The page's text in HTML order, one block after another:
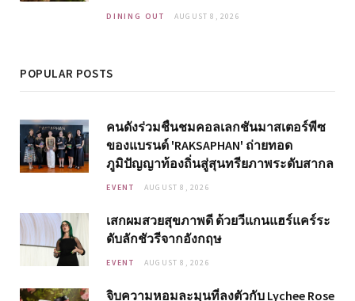
DINING OUT AUGUST 8, 2026
POPULAR POSTS
คนดังร่วมชื่นชมคอลเลกชันมาสเตอร์พีซ
ของแบรนด์ 'RAKSAPHAN' ถ่ายทอด
ภูมิปัญญาท้องถิ่นสู่สุนทรียภาพระดับสากล
EVENT AUGUST 8, 2026
เสกผมสวยสุขภาพดี ด้วยวีแกนแฮร์แคร์ระ
ดับลักชัวรีจากอังกฤษ
EVENT AUGUST 8, 2026
จิบความหอมละมุนที่ลงตัวกับ Lychee Rose